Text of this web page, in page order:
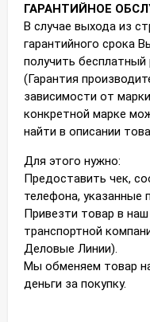
ГАРАНТИЙНОЕ
В случае выхода из
гарантийного срока
получить
(Гарантия
зависимости от
конкретной марке
найти в описании
Для этого нужно:
Предоставить чек,
телефона, указанные
Привезти товар в
транспортной
Деловые Линии).
Мы обменяем товар
деньги за покупку.